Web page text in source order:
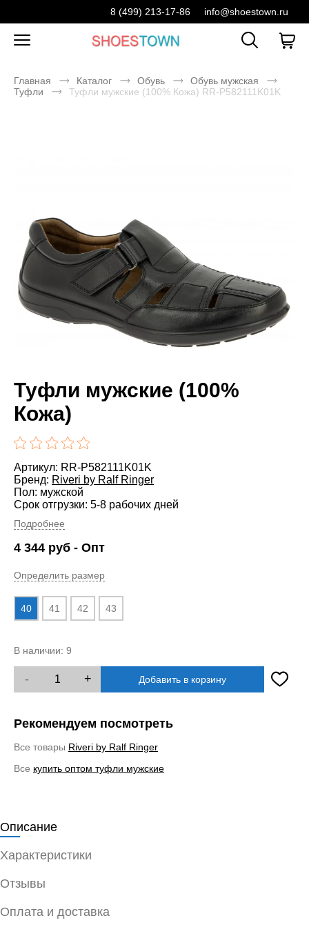
8 (499) 213-17-86 info@shoestown.ru
Главная Каталог Обувь
Обувь мужская
Туфли
Туфли мужские (100% Кожа) RR-P582111K01K
Туфли мужские (100%
Кожа)
Артикул: RR-P582111K01K
Бренд: Riveri by Ralf Ringer
Пол: мужской
Срок отгрузки: 5-8 рабочих дней
Подробнее
4 344 руб - Опт
Определить размер
40 41 42 43
В наличии: 9
- + Добавить в корзину
Рекомендуем посмотреть
Все товары Riveri by Ralf Ringer
Все купить оптом туфли мужские
Описание
Характеристики
Отзывы
Оплата и доставка